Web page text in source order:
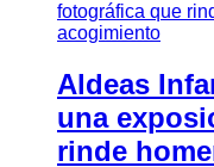
Aldeas
una
rinde